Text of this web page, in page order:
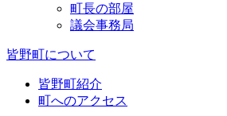
町長の部屋
議会事務局
皆野町について
皆野町紹介
町へのアクセス